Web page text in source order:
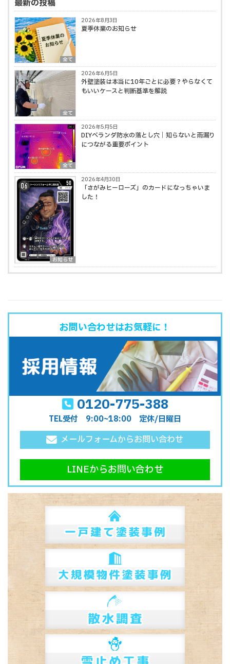
最新の投稿
全て
2026年8月3日
夏季休業のお知らせ
全て
2026年6月5日
外壁塗装は本当に10年ごとに必要？やらなくて
もいいケースと判断基準を解説
全て
2026年5月5日
DIYベランダ防水の落とし穴｜知らないと雨漏り
につながる重要ポイント
お知らせ
2026年4月30日
「さがみヒーローズ」のカードになっちゃいま
した！
お問い合わせはお気軽に！
0120-775-388
TEL受付 9:00~18:00 定休/日曜日
メールフォームからお問い合わせ
LINEからお問い合わせ